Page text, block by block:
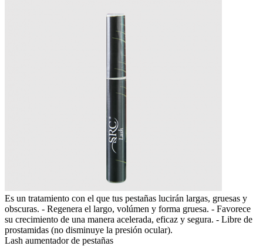
Es un tratamiento con el que tus pestañas lucirán largas, gruesas y
obscuras. - Regenera el largo, volúmen y forma gruesa. - Favorece
su crecimiento de una manera acelerada, eficaz y segura. - Libre de
prostamidas (no disminuye la presión ocular).
Lash aumentador de pestañas